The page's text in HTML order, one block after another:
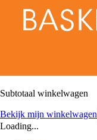
Subtotaal winkelwagen
Bekijk mijn winkelwagen
Loading...